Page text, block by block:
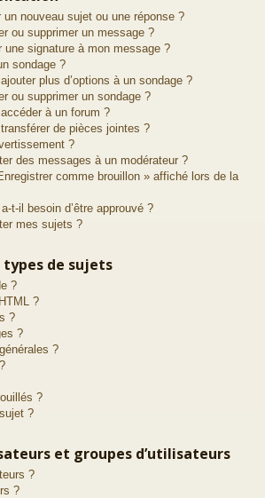
nouveau sujet ou une réponse ?
ou supprimer un message ?
une signature à mon message ?
sondage ?
plus d’options à un sondage ?
ou supprimer un sondage ?
à un forum ?
de pièces jointes ?
?
des messages à un modérateur ?
comme brouillon » affiché lors de la
t-il besoin d’être approuvé ?
mes sujets ?
de sujets
?
?
?
?
?
?
?
et groupes d’utilisateurs
?
?